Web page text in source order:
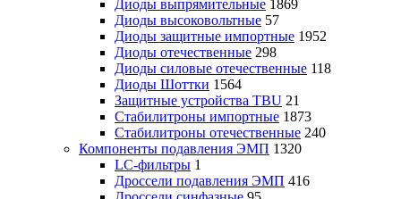
Диоды выпрямительные 1869
Диоды высоковольтные 57
Диоды защитные импортные 1952
Диоды отечественные 298
Диоды силовые отечественные 118
Диоды Шоттки 1564
Защитные устройства TBU 21
Стабилитроны импортные 1873
Стабилитроны отечественные 240
Компоненты подавления ЭМП 1320
LC-фильтры 1
Дроссели подавления ЭМП 416